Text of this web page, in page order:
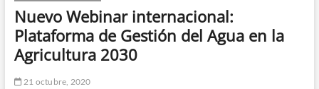
Nuevo Webinar internacional:
Plataforma de Gestión del Agua en la
Agricultura 2030
21 octubre, 2020